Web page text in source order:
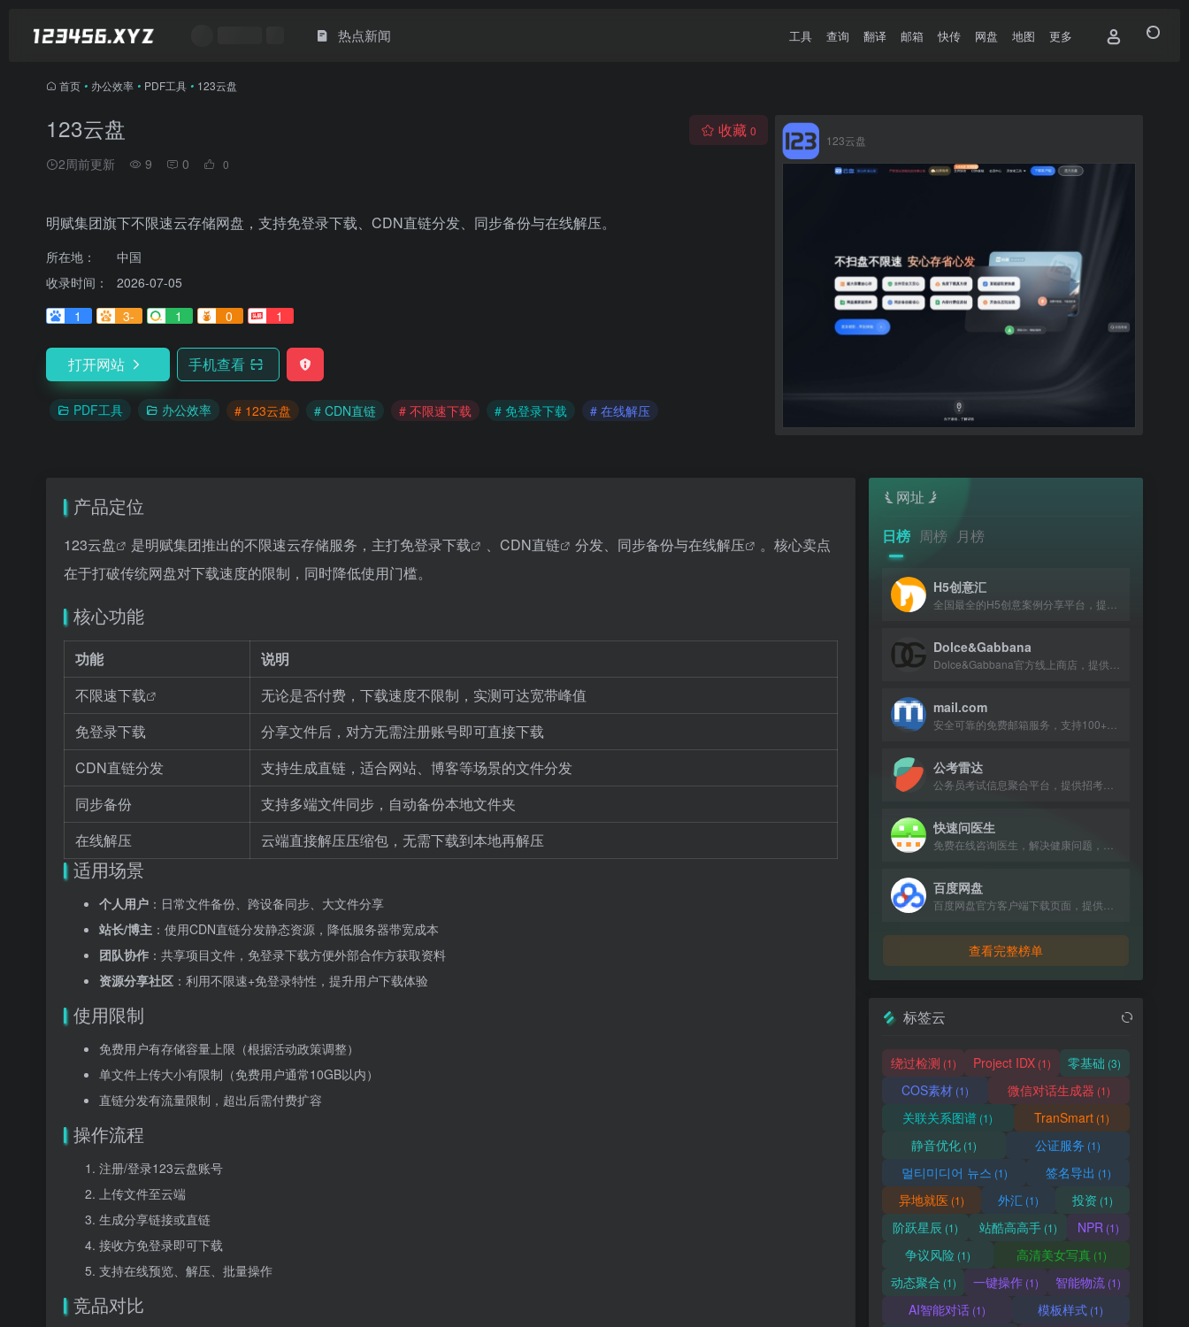
热点新闻 工具 查询 翻译 邮箱 快传 网盘 地图 更多
首页 • 办公效率 • PDF工具 • 123云盘
123云盘
2周前更新 9 0 0
收藏 0
明赋集团旗下不限速云存储网盘，支持免登录下载、CDN直链分发、同步备份与在线解压。
所在地：
中国
收录时间：
2026-07-05
1
3- 1 0 1
打开网站 手机查看
PDF工具 办公效率 # 123云盘 # CDN直链 # 不限速下载 # 免登录下载 # 在线解压
123云盘
产品定位
123云盘 是明赋集团推出的不限速云存储服务，主打免登录下载 、 CDN直链 分发、同步备份与在线解压
。核心卖点
在于打破传统网盘对下载速度的限制，同时降低使用门槛。
核心功能
功能
说明
不限速下载
无论是否付费，下载速度不限制，实测可达宽带峰值
免登录下载
分享文件后，对方无需注册账号即可直接下载
CDN直链分发
支持生成直链，适合网站、博客等场景的文件分发
同步备份
支持多端文件同步，自动备份本地文件夹
在线解压
云端直接解压压缩包，无需下载到本地再解压
适用场景
个人用户 ：日常文件备份、跨设备同步、大文件分享
站长/博主 ：使用CDN直链分发静态资源，降低服务器带宽成本
团队协作 ：共享项目文件，免登录下载方便外部合作方获取资料
资源分享社区 ：利用不限速+免登录特性，提升用户下载体验
使用限制
免费用户有存储容量上限（根据活动政策调整）
单文件上传大小有限制（免费用户通常10GB以内）
直链分发有流量限制，超出后需付费扩容
操作流程
注册/登录123云盘账号
上传文件至云端
生成分享链接或直链
接收方免登录即可下载
支持在线预览、解压、批量操作
竞品对比
网址
日榜 周榜 月榜
H5创意汇
Dolce&Gabbana
mail.com
公考雷达
快速问医生
百度网盘
查看完整榜单
标签云
绕过检测 (1) Project IDX(1) 零基础 (3)
COS素材 (1) 微信对话生成器 (1)
关联关系图谱 (1) TranSmart(1)
静音优化 (1) 公证服务 (1)
멀티미디어 뉴스 (1) 签名导出 (1)
异地就医 (1) 外汇 (1) 投资 (1)
阶跃星辰 (1) 站酷高高手(1) NPR (1)
争议风险 (1) 高清美女写真 (1)
动态聚合 (1) 一键操作(1) 智能物流 (1)
AI智能对话(1) 模板样式 (1)